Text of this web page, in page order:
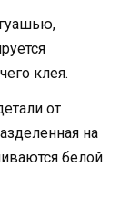
клея.
от
на
белой